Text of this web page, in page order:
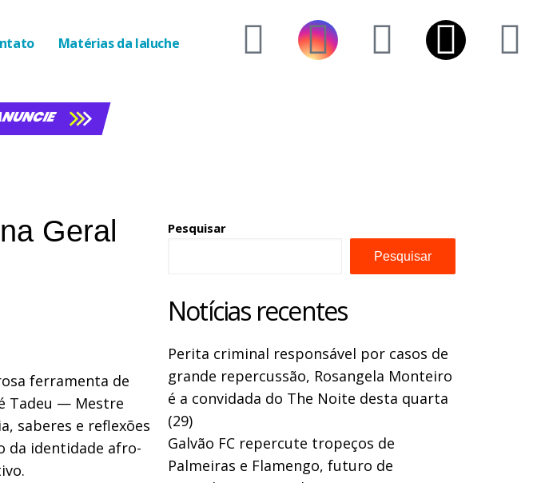
Matérias da laluche
Geral
ferramenta de
Tadeu — Mestre
saberes e reflexões
da identidade afro-
Pesquisar
Pesquisar
Notícias recentes
Perita criminal responsável por casos de
grande repercussão, Rosangela Monteiro
é a convidada do The Noite desta quarta
(29)
Galvão FC repercute tropeços de
Palmeiras e Flamengo, futuro de